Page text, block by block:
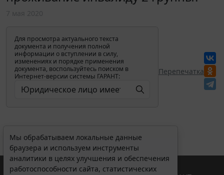
Для просмотра актуального текста
документа и получения полной
информации о вступлении в силу,
изменениях и порядке применения
документа, воспользуйтесь поиском в
Интернет-версии системы ГАРАНТ:
Перепечатка
Мы обрабатываем локальные данные
браузера и используем инструменты
аналитики в целях улучшения и обеспечения
работоспособности сайта, статистических